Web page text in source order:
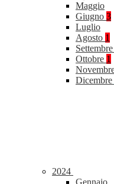
Maggio
Giugno 3
Luglio
Agosto 1
Settembre
Ottobre 1
Dicembre
2024